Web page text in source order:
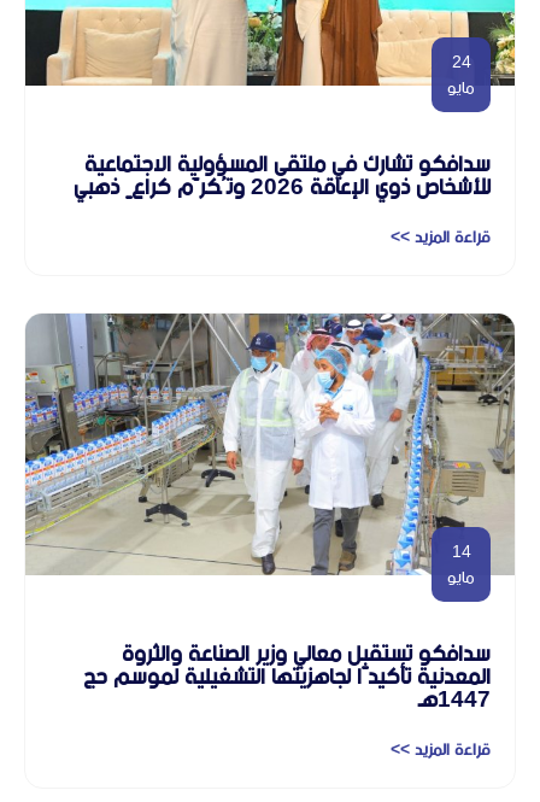
24
مايو
سدافكو تشارك في ملتقى المسؤولية الاجتماعية
للأشخاص ذوي الإعاقة 2026 وتُكرَّم كراعٍ ذهبي
قراءة المزيد >>
14
مايو
سدافكو تستقبل معالي وزير الصناعة والثروة
المعدنية تأكيدًا لجاهزيتها التشغيلية لموسم حج
1447هـ
قراءة المزيد >>